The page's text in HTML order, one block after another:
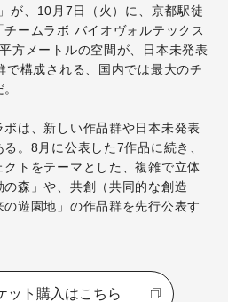
」が、10月7日（火）に、京都駅徒
ームラボ バイオヴォルテックス
方メートルの空間が、日本未発表
で構成される、国内では最大のチ
は、新しい作品群や日本未発表
。8月に公表した7作品に続き、
トをテーマとした、複雑で立体
森」や、共創（共同的な創造
遊園地」の作品群を先行公表す
ット購入はこちら